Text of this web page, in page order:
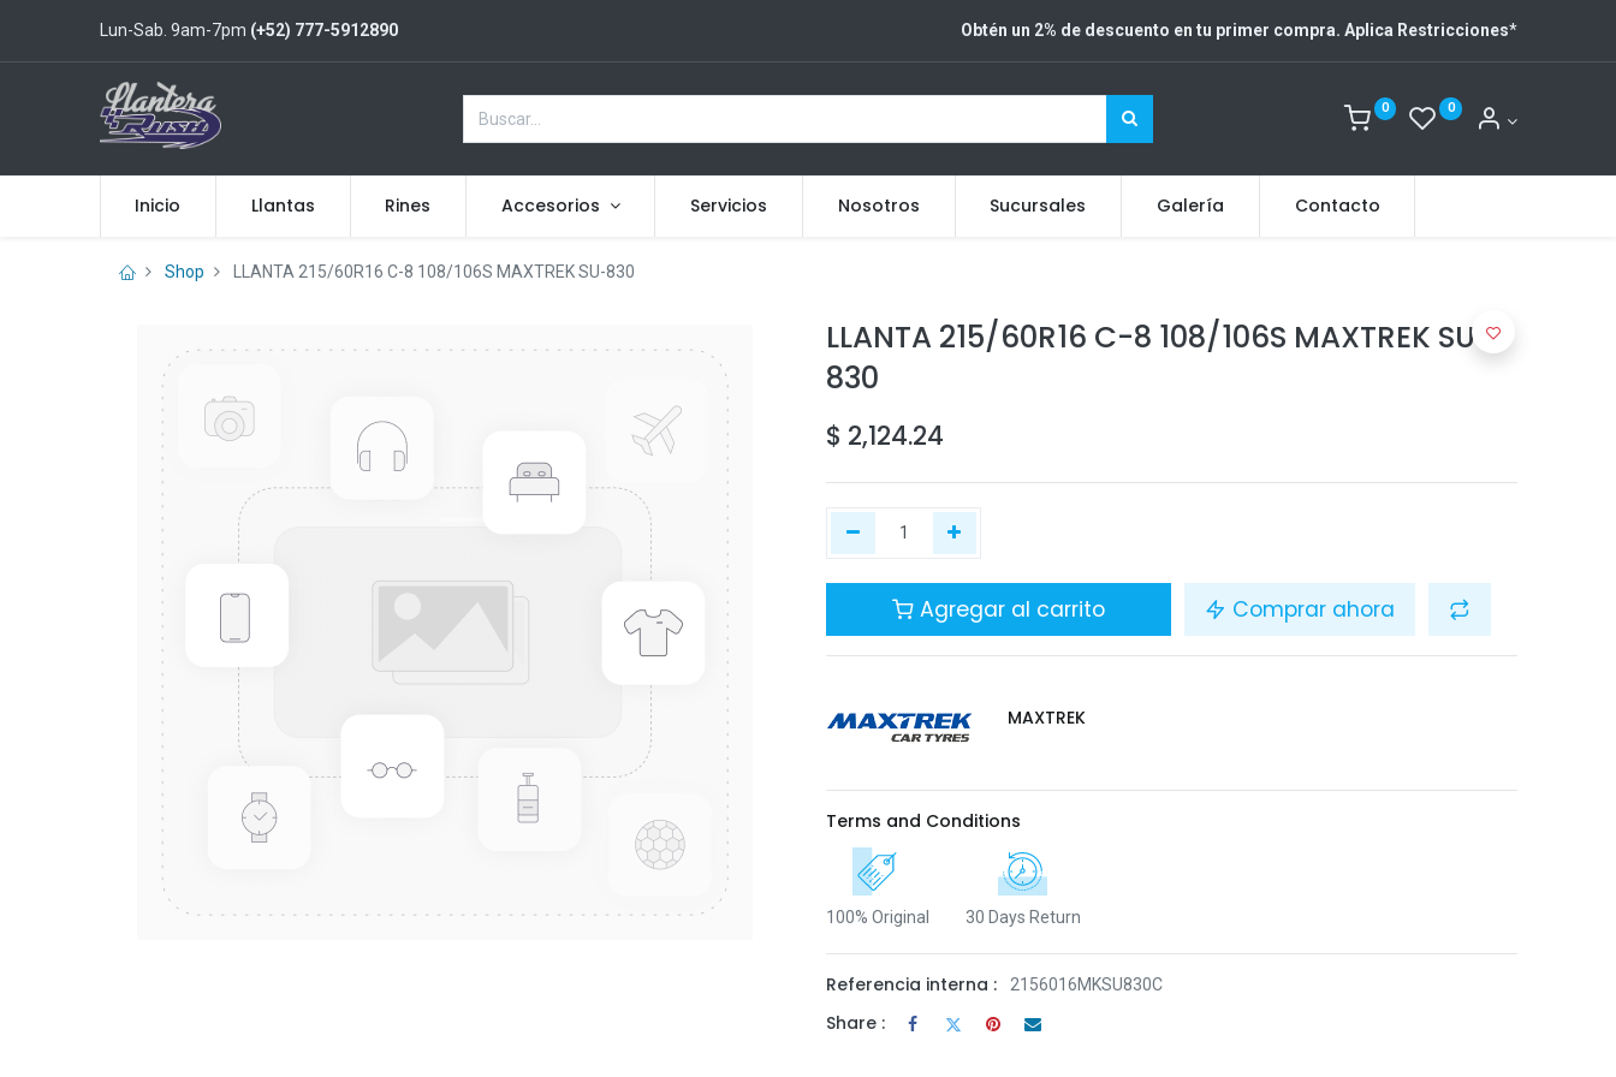
Lun-Sab. 9am-7pm (+52) 777-5912890 Obtén un 2% de descuento en tu primer compra. Aplica Restricciones*
0 0
Inicio Llantas Rines Accesorios Servicios Nosotros Sucursales Galería Contacto
Shop LLANTA 215/60R16 C-8 108/106S MAXTREK SU-830
LLANTA 215/60R16 C-8 108/106S MAXTREK SU-
830
$ 2,124.24
Agregar al carrito Comprar ahora
MAXTREK
Terms and Conditions
100% Original 30 Days Return
Referencia interna : 2156016MKSU830C
Share :